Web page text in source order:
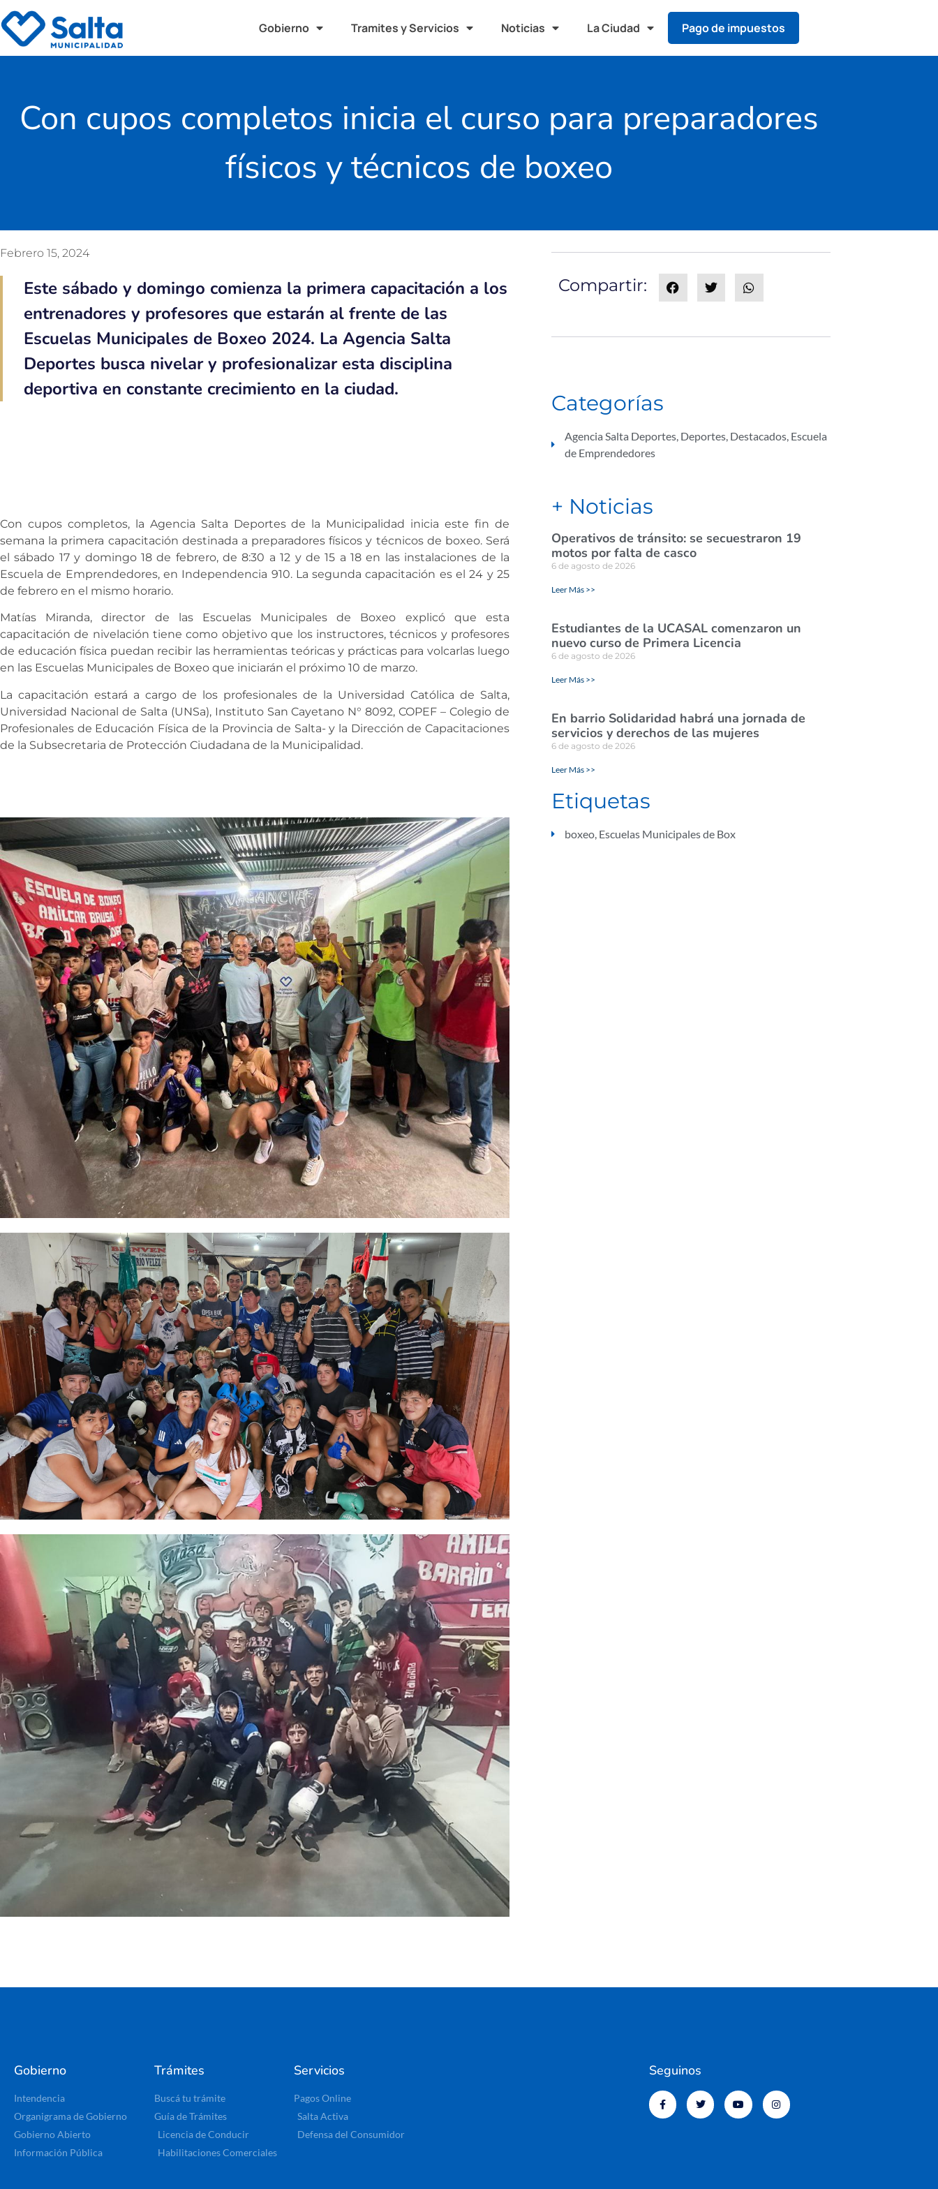
Gobierno Tramites y Servicios Noticias La Ciudad Pago de impuestos
Con cupos completos inicia el curso para preparadores
físicos y técnicos de boxeo
Febrero 15, 2024
Este sábado y domingo comienza la primera capacitación a los
entrenadores y profesores que estarán al frente de las
Escuelas Municipales de Boxeo 2024. La Agencia Salta
Deportes busca nivelar y profesionalizar esta disciplina
deportiva en constante crecimiento en la ciudad.
Con cupos completos, la Agencia Salta Deportes de la Municipalidad inicia este fin de
semana la primera capacitación destinada a preparadores físicos y técnicos de boxeo. Será
el sábado 17 y domingo 18 de febrero, de 8:30 a 12 y de 15 a 18 en las instalaciones de la
Escuela de Emprendedores, en Independencia 910. La segunda capacitación es el 24 y 25
de febrero en el mismo horario.
Matías Miranda, director de las Escuelas Municipales de Boxeo explicó que esta
capacitación de nivelación tiene como objetivo que los instructores, técnicos y profesores
de educación física puedan recibir las herramientas teóricas y prácticas para volcarlas luego
en las Escuelas Municipales de Boxeo que iniciarán el próximo 10 de marzo.
La capacitación estará a cargo de los profesionales de la Universidad Católica de Salta,
Universidad Nacional de Salta (UNSa), Instituto San Cayetano N° 8092, COPEF – Colegio de
Profesionales de Educación Física de la Provincia de Salta- y la Dirección de Capacitaciones
de la Subsecretaria de Protección Ciudadana de la Municipalidad.
Compartir:
Categorías
Agencia Salta Deportes, Deportes, Destacados, Escuela
de Emprendedores
+ Noticias
Operativos de tránsito: se secuestraron 19
motos por falta de casco
6 de agosto de 2026
Leer Más >>
Estudiantes de la UCASAL comenzaron un
nuevo curso de Primera Licencia
6 de agosto de 2026
Leer Más >>
En barrio Solidaridad habrá una jornada de
servicios y derechos de las mujeres
6 de agosto de 2026
Leer Más >>
Etiquetas
boxeo, Escuelas Municipales de Box
Gobierno
Intendencia
Organigrama de Gobierno
Gobierno Abierto
Información Pública
Trámites
Buscá tu trámite
Guía de Trámites
Licencia de Conducir
Habilitaciones Comerciales
Servicios
Pagos Online
Salta Activa
Defensa del Consumidor
Seguinos